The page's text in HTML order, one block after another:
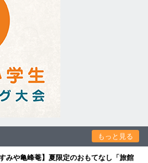
もっと見る
みや亀峰菴】夏限定のおもてなし「旅館